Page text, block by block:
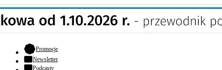
Promocje- otwiera się w nowej karcie
Newsletter
Podcasty